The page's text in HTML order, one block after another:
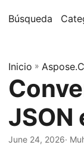
r
r
n
a
e
Búsqueda
Inicio »
JSON
June 24, 2026·